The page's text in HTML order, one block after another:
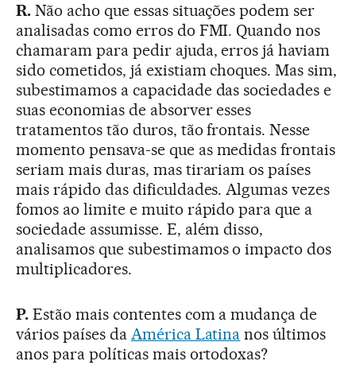
R. Não acho que essas situações podem ser
analisadas como erros do FMI. Quando nos
chamaram para pedir ajuda, erros já haviam
sido cometidos, já existiam choques. Mas sim,
subestimamos a capacidade das sociedades e
suas economias de absorver esses
tratamentos tão duros, tão frontais. Nesse
momento pensava-se que as medidas frontais
seriam mais duras, mas tirariam os países
mais rápido das dificuldades. Algumas vezes
fomos ao limite e muito rápido para que a
sociedade assumisse. E, além disso,
analisamos que subestimamos o impacto dos
multiplicadores.
P. Estão mais contentes com a mudança de
vários países da América Latina nos últimos
anos para políticas mais ortodoxas?